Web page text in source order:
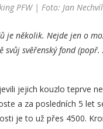
PFW | Foto: Jan
je několik. Nejde jen o
svůj svěřenský fond
jejich kouzlo teprve
a za posledních 5 let
je to už přes 4500.